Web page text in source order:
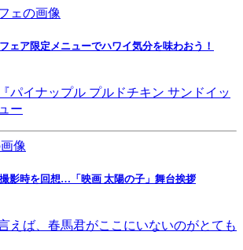
ェア限定メニューでハワイ気分を味わおう！
パイナップル プルドチキン サンドイッ
ー
影時を回想…「映画 太陽の子」舞台挨拶
えば、春馬君がここにいないのがとても